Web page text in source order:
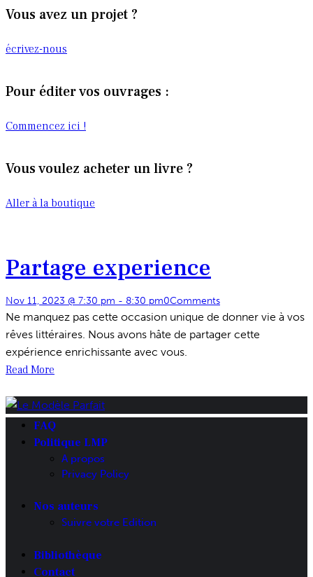
Vous avez un projet ?
écrivez-nous
Pour éditer vos ouvrages :
Commencez ici !
Vous voulez acheter un livre ?
Aller à la boutique
Partage experience
Nov 11, 2023 @ 7:30 pm - 8:30 pm0Comments
Ne manquez pas cette occasion unique de donner vie à vos
rêves littéraires. Nous avons hâte de partager cette
expérience enrichissante avec vous.
Read More
FAQ
Politique LMP
A propos
Privacy Policy
Nos auteurs
Suivre votre Edition
Bibliothèque
Contact